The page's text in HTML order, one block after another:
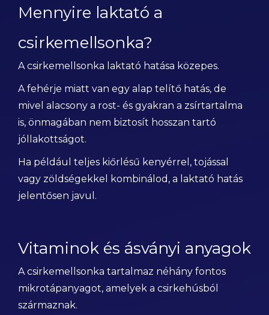
Mennyire laktató a
csirkemellsonka?
A csirkemellsonka laktató hatása közepes.
A fehérje miatt van egy alap telítő hatás, de
mivel alacsony a rost- és gyakran a zsírtartalma
is, önmagában nem biztosít hosszan tartó
jóllakottságot.
Ha például teljes kiőrlésű kenyérrel, tojással
vagy zöldségekkel kombinálod, a laktató hatás
jelentősen javul.
Vitaminok és ásványi anyagok
A csirkemellsonka tartalmaz néhány fontos
mikrotápanyagot, amelyek a csirkehúsból
származnak.